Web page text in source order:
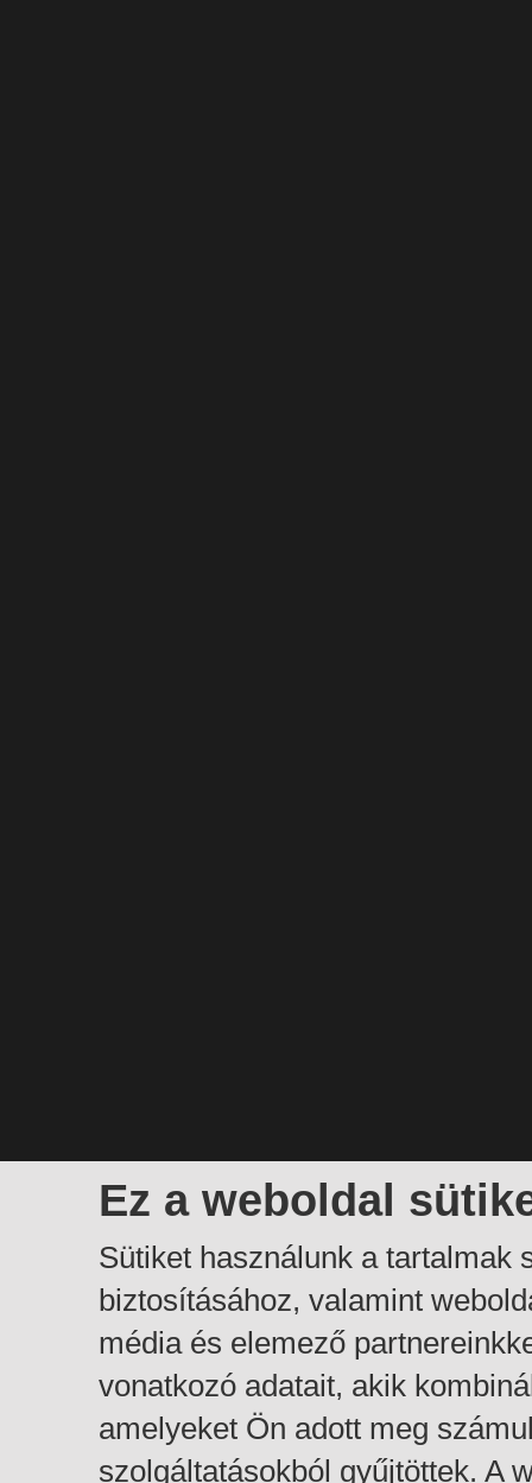
Ez a weboldal
Sütiket használunk a tartalmak
biztosításához, valamint
média és elemező
vonatkozó adatait, akik
amelyeket Ön adott meg
szolgáltatásokból gyűjtöttek. A